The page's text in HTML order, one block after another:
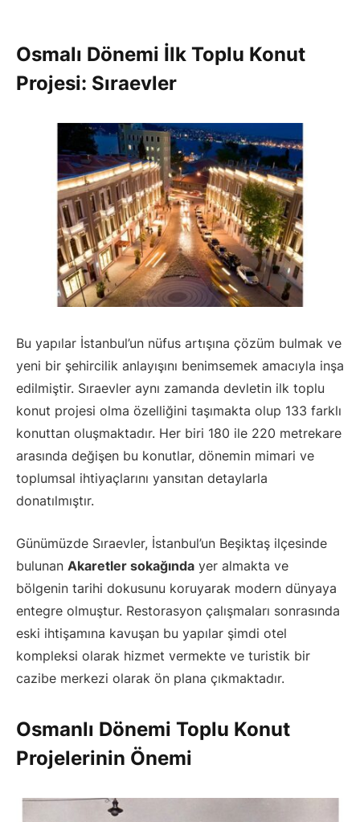
Osmalı Dönemi İlk Toplu Konut
Projesi: Sıraevler
Bu yapılar İstanbul’un nüfus artışına çözüm bulmak ve
yeni bir şehircilik anlayışını benimsemek amacıyla inşa
edilmiştir. Sıraevler aynı zamanda devletin ilk toplu
konut projesi olma özelliğini taşımakta olup 133 farklı
konuttan oluşmaktadır. Her biri 180 ile 220 metrekare
arasında değişen bu konutlar, dönemin mimari ve
toplumsal ihtiyaçlarını yansıtan detaylarla
donatılmıştır.
Günümüzde Sıraevler, İstanbul’un Beşiktaş ilçesinde
bulunan Akaretler sokağında yer almakta ve
bölgenin tarihi dokusunu koruyarak modern dünyaya
entegre olmuştur. Restorasyon çalışmaları sonrasında
eski ihtişamına kavuşan bu yapılar şimdi otel
kompleksi olarak hizmet vermekte ve turistik bir
cazibe merkezi olarak ön plana çıkmaktadır.
Osmanlı Dönemi Toplu Konut
Projelerinin Önemi